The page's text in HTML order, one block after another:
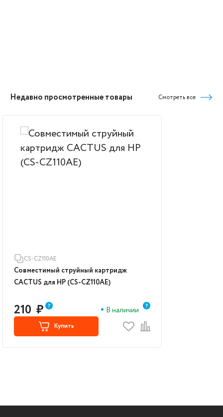
Недавно просмотренные товары Смотреть все
CS-CZ110AE
Совместимый струйный картридж
CACTUS для HP (CS-CZ110AE)
210 ₽ В наличии
Купить